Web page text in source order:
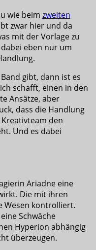
wie beim zweiten
zwar hier und da
mit der Vorlage zu
eben nur um
gibt, dann ist es
schafft, einen in den
Ansätze, aber
dass die Handlung
den
Und es dabei
Ariadne eine
Die mit ihren
Wesen kontrolliert.
Schwäche
Hyperion abhängig
überzeugen.